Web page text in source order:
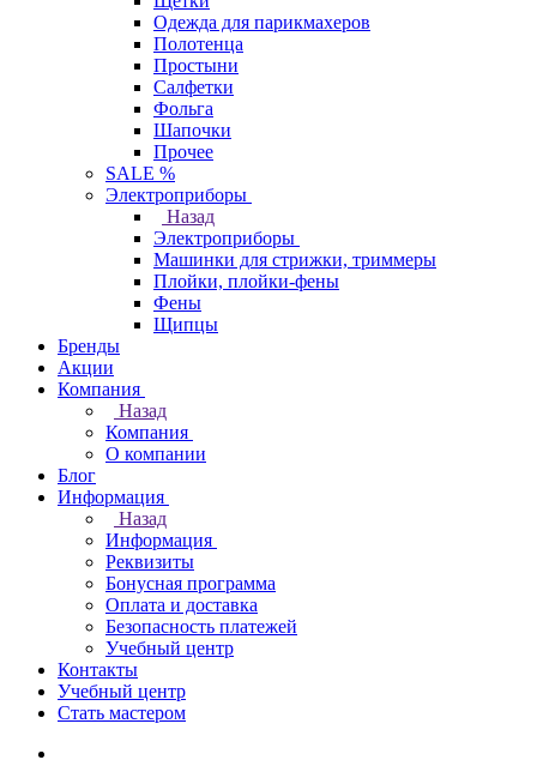
Одежда для парикмахеров
Полотенца
Простыни
Салфетки
Фольга
Шапочки
Прочее
SALE %
Электроприборы
Назад
Электроприборы
Машинки для стрижки, триммеры
Плойки, плойки-фены
Фены
Щипцы
Бренды
Акции
Компания
Назад
Компания
О компании
Блог
Информация
Назад
Информация
Реквизиты
Бонусная программа
Оплата и доставка
Безопасность платежей
Учебный центр
Контакты
Учебный центр
Стать мастером